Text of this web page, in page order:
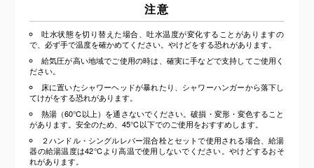
注意
吐水状態を切り替えた場合、吐水温度が変化することがありますの
で、必ず手で温度を確かめてください。やけどをする恐れがあります。
給気圧が高い地域でご使用の時は、確実に手などで支持してご使用く
ださい。
床に置いたシャワーヘッドが暴れたり、シャワーハンガーから落下し
てけがをする恐れがあります。
熱湯（60℃以上）を通さないでください。破損・変形・変色すること
があります。安全のため、45℃以下でのご使用をおすすめします。
２ハンドル・シングルレバー混合栓とセットで使用される場合、給湯
器の給湯温度は42℃より高温で使用しないでください。やけどするおそ
れがあります。